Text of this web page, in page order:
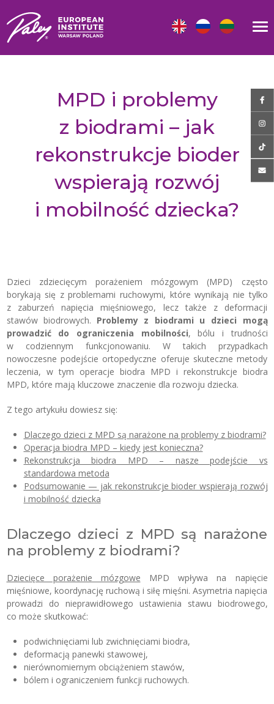
MPD i problemy
z biodrami – jak
rekonstrukcje bioder
wspierają rozwój
i mobilność dziecka?
Dzieci zdziecięcym porażeniem mózgowym (MPD) często
borykają się z problemami ruchowymi, które wynikają nie tylko
z zaburzeń napięcia mięśniowego, lecz także z deformacji
stawów biodrowych. Problemy z biodrami u dzieci
mogą
prowadzić do ograniczenia mobilności, bólu i trudności
w codziennym funkcjonowaniu. W takich przypadkach
nowoczesne podejście ortopedyczne oferuje skuteczne metody
leczenia, w tym operacje biodra MPD i rekonstrukcje biodra
MPD, które mają kluczowe znaczenie dla rozwoju dziecka.
Z tego artykułu dowiesz się:
Dlaczego dzieci z MPD są narażone na problemy z biodrami?
Operacja biodra MPD – kiedy jest konieczna?
Rekonstrukcja biodra MPD – nasze podejście vs
standardowa metoda
Podsumowanie — jak rekonstrukcje bioder wspierają rozwój
i mobilność dziecka
Dlaczego dzieci z MPD są narażone
na problemy z biodrami?
Dziecięce porażenie mózgowe MPD wpływa na napięcie
mięśniowe, koordynację ruchową i siłę mięśni. Asymetria napięcia
prowadzi do nieprawidłowego ustawienia stawu biodrowego,
co może skutkować:
podwichnięciami lub zwichnięciami biodra,
deformacją panewki stawowej,
nierównomiernym obciążeniem stawów,
bólem i ograniczeniem funkcji ruchowych.